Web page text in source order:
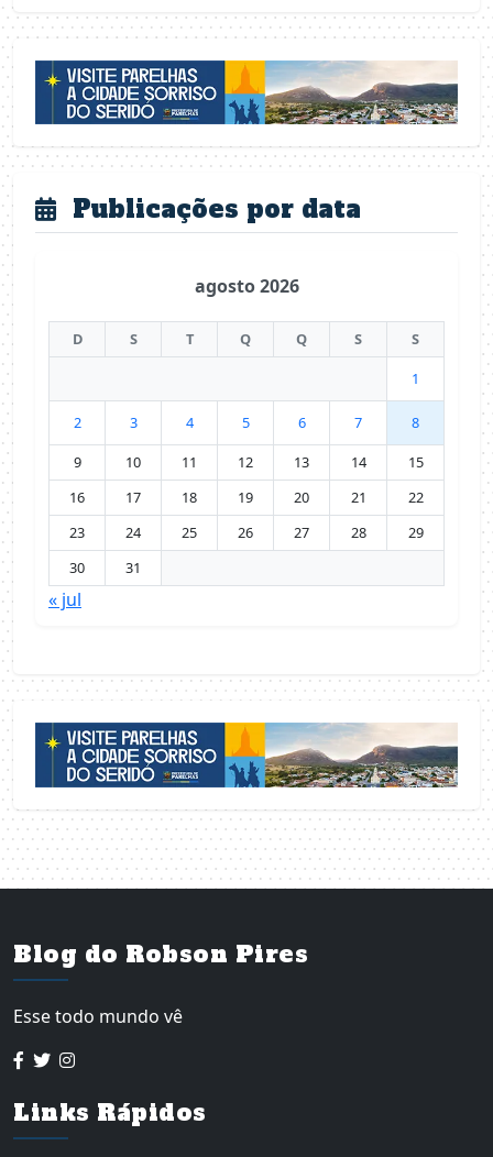
Publicações por data
agosto 2026
D S T Q Q S
S
1
2 3 4 5 6 7
8
9
10 11 12 13 14
15
16
17 18 19 20 21
22
23
24 25 26 27 28
29
30
31
« jul
Blog do Robson Pires
Esse todo mundo vê
Links Rápidos